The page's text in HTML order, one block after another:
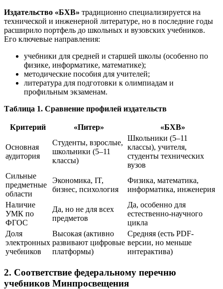
Издательство «БХВ» традиционно специализируется на
технической и инженерной литературе, но в последние годы
расширило портфель до школьных и вузовских учебников.
Его ключевые направления:
учебники для средней и старшей школы (особенно по
физике, информатике, математике);
методические пособия для учителей;
литература для подготовки к олимпиадам и
профильным экзаменам.
Таблица 1. Сравнение профилей издательств
Критерий «Питер» «БХВ»
Основная
аудитория
Студенты, взрослые,
школьники (5–11
классы)
Школьники (5–11
классы), учителя,
студенты технических
вузов
Сильные
предметные
области
Экономика, IT,
бизнес, психология
Физика, математика,
информатика, инженерия
Наличие
УМК по
ФГОС
Да, но не для всех
предметов
Да, особенно для
естественно-научного
цикла
Доля
электронных
учебников
Высокая (активно
развивают цифровые
платформы)
Средняя (есть PDF-
версии, но меньше
интерактива)
2. Соответствие федеральному перечню
учебников Минпросвещения